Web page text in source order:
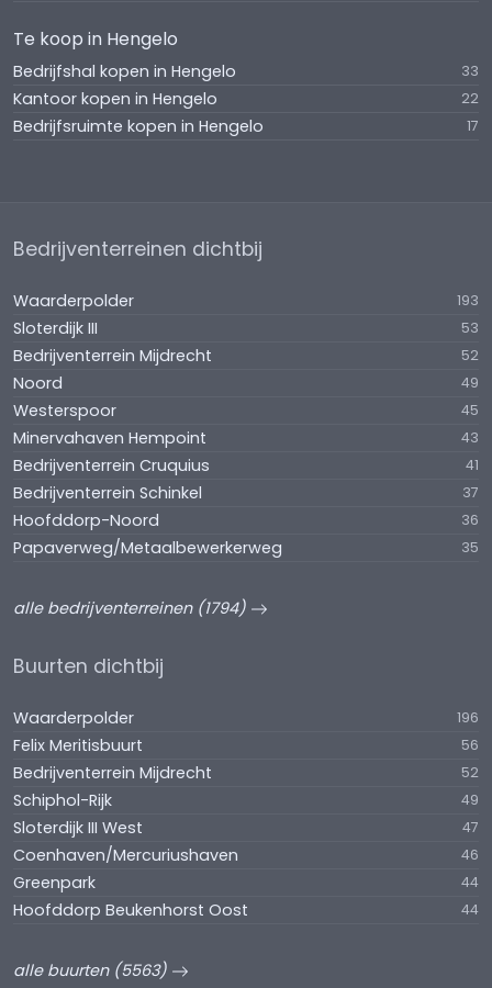
Te koop in Hengelo
Bedrijfshal kopen in Hengelo 33
Kantoor kopen in Hengelo 22
Bedrijfsruimte kopen in Hengelo 17
Bedrijventerreinen dichtbij
Waarderpolder 193
Sloterdijk III 53
Bedrijventerrein Mijdrecht 52
Noord 49
Westerspoor 45
Minervahaven Hempoint 43
Bedrijventerrein Cruquius 41
Bedrijventerrein Schinkel 37
Hoofddorp-Noord 36
Papaverweg/Metaalbewerkerweg 35
alle bedrijventerreinen (1794)
Buurten dichtbij
Waarderpolder 196
Felix Meritisbuurt 56
Bedrijventerrein Mijdrecht 52
Schiphol-Rijk 49
Sloterdijk III West 47
Coenhaven/Mercuriushaven 46
Greenpark 44
Hoofddorp Beukenhorst Oost 44
alle buurten (5563)